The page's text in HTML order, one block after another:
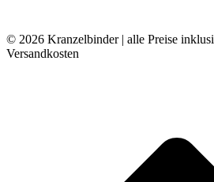
© 2026 Kranzelbinder | alle Preise
Versandkosten